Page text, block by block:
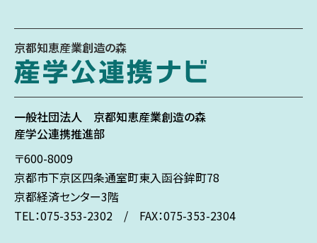
京都知恵産業創造の森
一般社団法人 京都知恵産業創造の森
産学公連携推進部
〒600-8009
京都市下京区四条通室町東入函谷鉾町78
京都経済センター3階
TEL：075-353-2302 / FAX：075-353-2304